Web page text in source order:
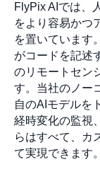
FlyPix AIでは、
をより容易かつ
を置いています
がコードを記述
のリモートセン
す。当社のノー
自のAIモデルを
経時変化の監視
らはすべて、カ
て実現できます。